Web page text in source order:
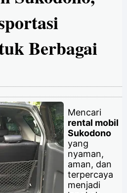
Berbagai
Mencari
rental mobil
Sukodono
yang
nyaman,
aman, dan
terpercaya
menjadi